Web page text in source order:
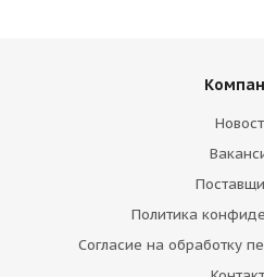
Политика
Согласие на обработку